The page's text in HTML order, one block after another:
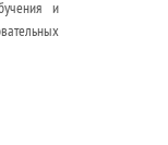
и